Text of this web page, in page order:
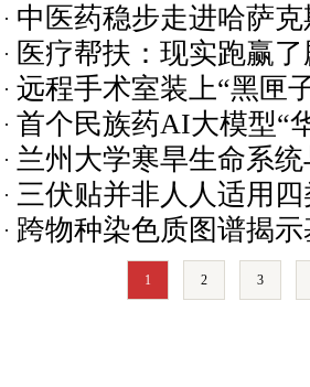
中医药稳步走进哈萨
医疗帮扶：现实跑赢
远程手术室装上“黑匣
首个民族药AI大模型“
兰州大学寒旱生命系
三伏贴并非人人适用
跨物种染色质图谱揭
1 2 3